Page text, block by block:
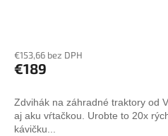
€153,66 bez DPH
€189
Zdvihák na záhradné traktory od
aj aku vŕtačkou. Urobte to 20x
kávičku...